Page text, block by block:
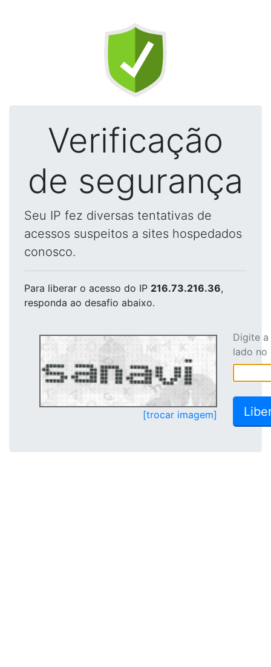
Verificação
de segurança
Seu IP fez diversas tentativas de
acessos suspeitos a sites hospedados
conosco.
Para liberar o acesso do IP 216.73.216.36,
responda ao desafio abaixo.
[trocar imagem]
Digite
lado no